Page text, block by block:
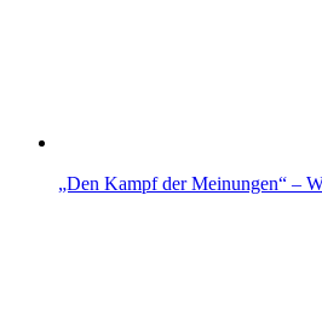
„Den Kampf der Meinungen“ –